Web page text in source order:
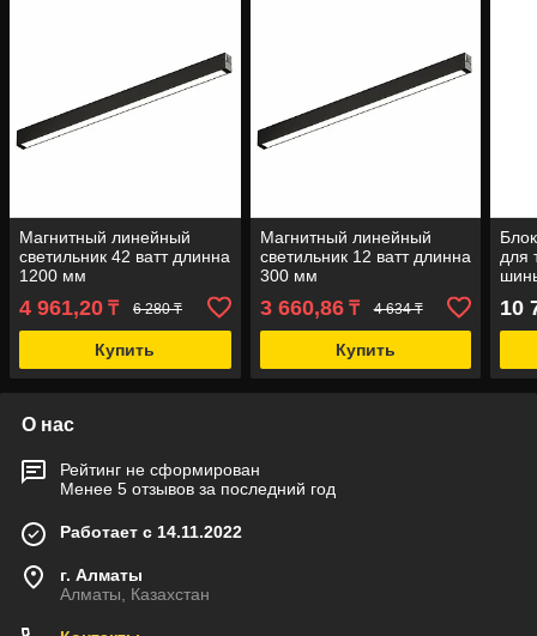
Магнитный линейный
светильник 42 ватт длинна
1200 мм
4 961,20 ₸ 6 280 ₸
Купить
Магнитный линейный
светильник 12 ватт длинна
300 мм
3 660,86₸ 4 634 ₸
Купить
для
10
О нас
Рейтинг не сформирован
Менее 5 отзывов за последний год
Работает с 14.11.2022
г. Алматы
Алматы, Казахстан